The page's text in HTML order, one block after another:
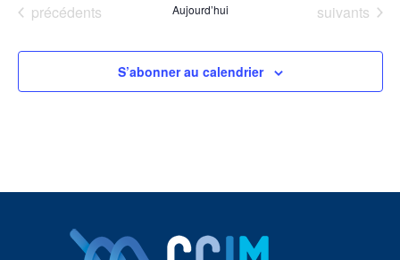
Évènements
précédents Aujourd’hui Évènements
suivants
S’abonner au calendrier